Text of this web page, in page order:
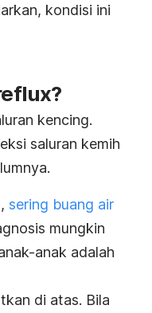
kondisi ini
?
kencing.
saluran kemih
sering buang air
mungkin
anak adalah
di atas. Bila